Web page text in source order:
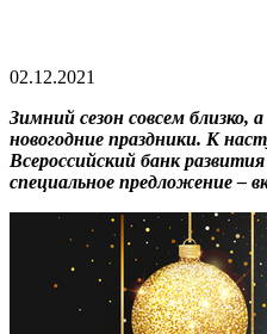
02.12.2021
Зимний сезон совсем
новогодние праздники. К
Всероссийский банк
специальное предложение –